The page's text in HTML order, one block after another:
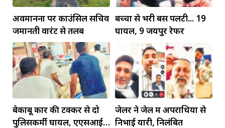
अवमानना पर काउंसिल सचिव
जमानती वारंट से तलब
बच्चों से भरी बस पलटी... 19
घायल, 9 जयपुर रेफर
बेकाबू कार की टक्कर से दो
पुलिसकर्मी घायल, एएसआई
जेलर ने जेल में अपराधियों से
निभाई यारी, निलंबित